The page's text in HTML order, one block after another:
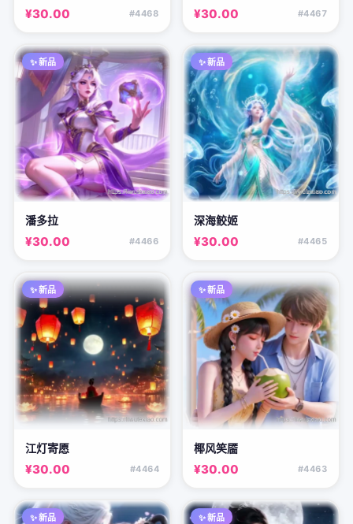
¥30.00 #4468 ¥30.00 #4467
✨ 新品
潘多拉
¥30.00 #4466
✨ 新品
深海鲛姬
¥30.00 #4465
✨ 新品
江灯寄愿
¥30.00 #4464
✨ 新品
椰风笑靥
¥30.00 #4463
✨ 新品 ✨ 新品